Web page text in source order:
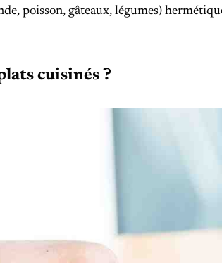
poisson, gâteaux, légumes)
cuisinés ?